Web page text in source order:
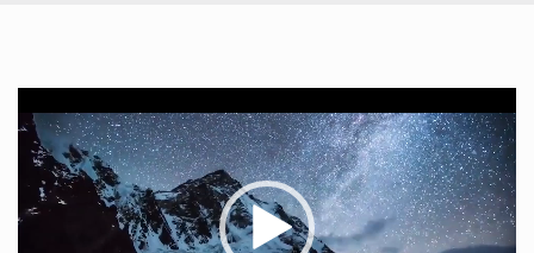
Αναπαραγωγής
Βίντεο